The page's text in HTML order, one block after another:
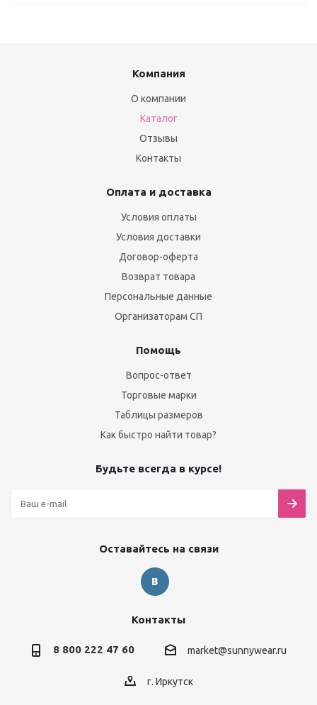
Компания
О компании
Каталог
Отзывы
Контакты
Оплата и доставка
Условия оплаты
Условия доставки
Договор-оферта
Возврат товара
Персональные данные
Организаторам СП
Помощь
Вопрос-ответ
Торговые марки
Таблицы размеров
Как быстро найти товар?
Будьте всегда в курсе!
Оставайтесь на связи
Контакты
8 800 222 47 60 market@sunnywear.ru
г. Иркутск